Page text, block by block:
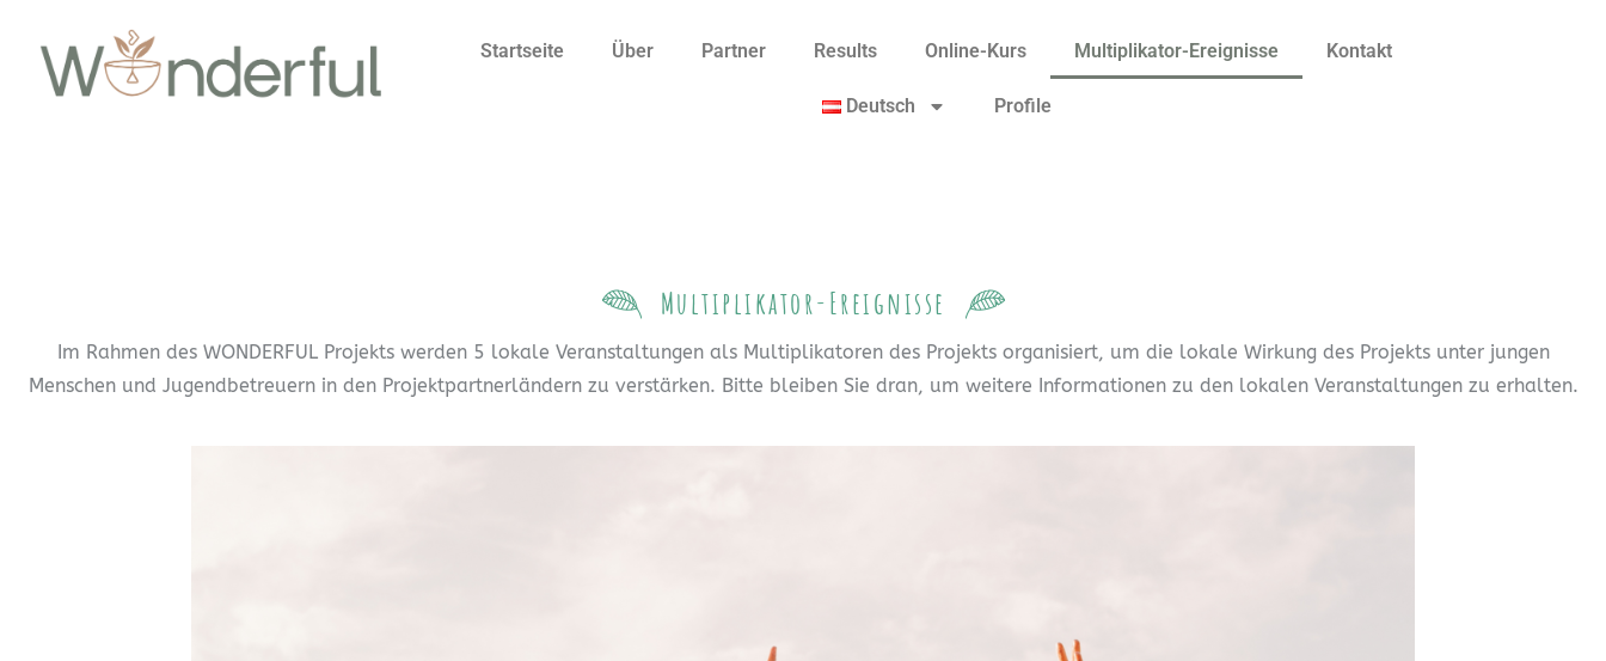
Startseite Über Partner Results Online-Kurs Multiplikator-Ereignisse Kontakt
Deutsch Profile
Multiplikator-Ereignisse
Im Rahmen des WONDERFUL Projekts werden 5 lokale Veranstaltungen als Multiplikatoren des Projekts organisiert, um die lokale Wirkung des Projekts unter jungen
Menschen und Jugendbetreuern in den Projektpartnerländern zu verstärken. Bitte bleiben Sie dran, um weitere Informationen zu den lokalen Veranstaltungen zu erhalten.